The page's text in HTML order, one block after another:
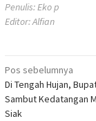
Penulis: Eko p
Editor: Alfian
Navigasi
pos
Pos sebelumnya
Di Tengah Hujan,
Sambut Kedatangan
Siak